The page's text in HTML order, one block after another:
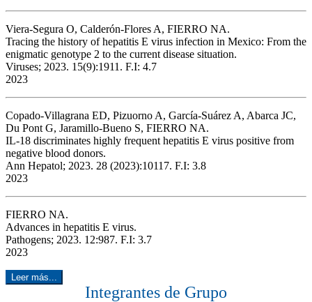
Viera-Segura O, Calderón-Flores A, FIERRO NA.
Tracing the history of hepatitis E virus infection in Mexico: From the
enigmatic genotype 2 to the current disease situation.
Viruses; 2023. 15(9):1911. F.I: 4.7
2023
Copado-Villagrana ED, Pizuorno A, García-Suárez A, Abarca JC,
Du Pont G, Jaramillo-Bueno S, FIERRO NA.
IL-18 discriminates highly frequent hepatitis E virus positive from
negative blood donors.
Ann Hepatol; 2023. 28 (2023):10117. F.I: 3.8
2023
FIERRO NA.
Advances in hepatitis E virus.
Pathogens; 2023. 12:987. F.I: 3.7
2023
Leer más...
Integrantes de Grupo